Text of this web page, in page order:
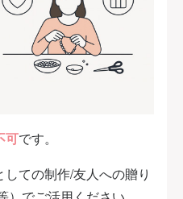
可です。
ての制作/友人への贈り